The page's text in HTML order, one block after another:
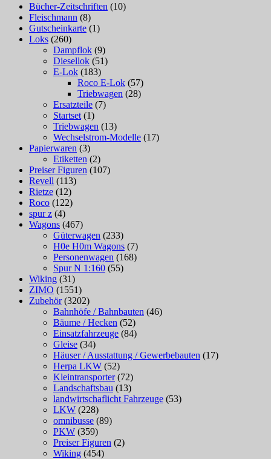
Bücher-Zeitschriften (10)
Fleischmann (8)
Gutscheinkarte (1)
Loks (260)
Dampflok (9)
Diesellok (51)
E-Lok (183)
Roco E-Lok (57)
Triebwagen (28)
Ersatzteile (7)
Startset (1)
Triebwagen (13)
Wechselstrom-Modelle (17)
Papierwaren (3)
Etiketten (2)
Preiser Figuren (107)
Revell (113)
Rietze (12)
Roco (122)
spur z (4)
Wagons (467)
Güterwagen (233)
H0e H0m Wagons (7)
Personenwagen (168)
Spur N 1:160 (55)
Wiking (31)
ZIMO (1551)
Zubehör (3202)
Bahnhöfe / Bahnbauten (46)
Bäume / Hecken (52)
Einsatzfahrzeuge (84)
Gleise (34)
Häuser / Ausstattung / Gewerbebauten (17)
Herpa LKW (52)
Kleintransporter (72)
Landschaftsbau (13)
landwirtschaflicht Fahrzeuge (53)
LKW (228)
omnibusse (89)
PKW (359)
Preiser Figuren (2)
Wiking (454)